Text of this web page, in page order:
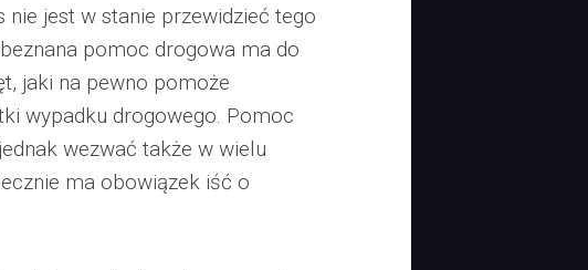
nie jest w stanie przewidzieć tego
pomoc drogowa ma do
jaki na pewno pomoże
wypadku drogowego. Pomoc
wezwać także w wielu
ma obowiązek iść o